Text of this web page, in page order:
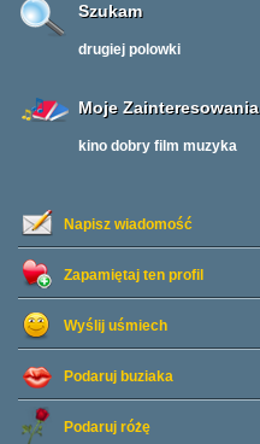
Napisz wiadomość
Zapamiętaj ten profil
Wyślij uśmiech
Podaruj buziaka
Podaruj różę
Szukam
drugiej polowki
Moje Zainteresowania
kino dobry film muzyka